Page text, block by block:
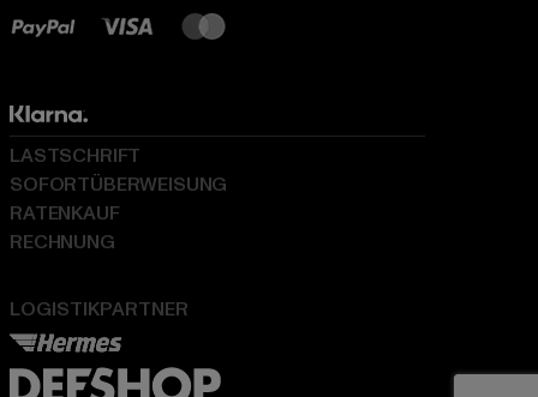
LOGISTIKPARTNER
LASTSCHRIFT
SOFORTÜBERWEISUNG
RATENKAUF
RECHNUNG